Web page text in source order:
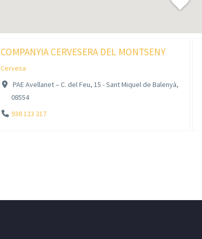
COMPANYIA CERVESERA DEL MONTSENY
Cervesa
PAE Avellanet – C. del Feu, 15 - Sant Miquel de Balenyà,
08554
938 123 217